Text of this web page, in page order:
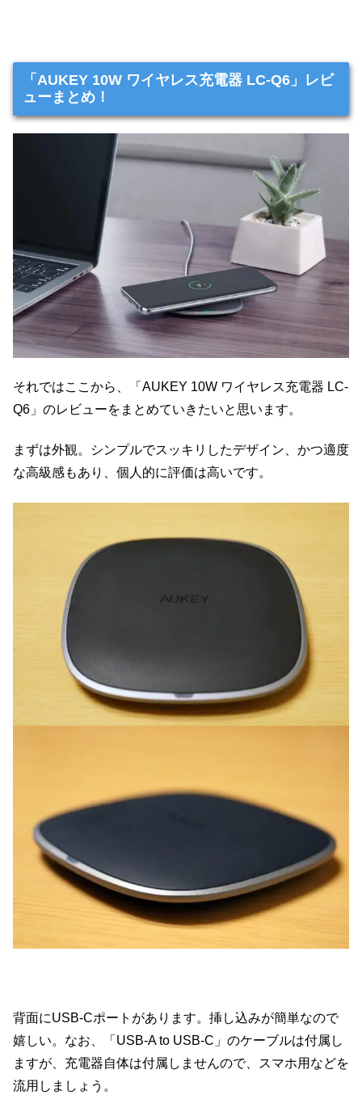
「AUKEY 10W ワイヤレス充電器 LC-Q6」レビ
ューまとめ！
それではここから、「AUKEY 10W ワイヤレス充電器 LC-
Q6」のレビューをまとめていきたいと思います。
まずは外観。シンプルでスッキリしたデザイン、かつ適度
な高級感もあり、個人的に評価は高いです。
背面にUSB-Cポートがあります。挿し込みが簡単なので
嬉しい。なお、「USB-A to USB-C」のケーブルは付属し
ますが、充電器自体は付属しませんので、スマホ用などを
流用しましょう。